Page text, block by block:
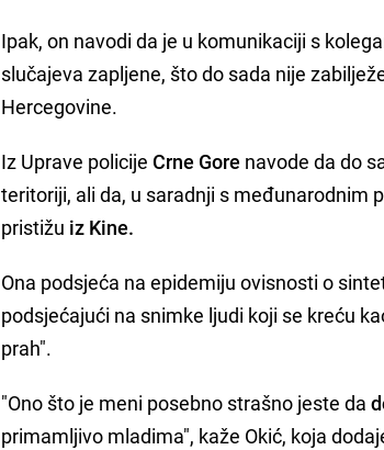
Ipak, on navodi da je u komunikaciji s
slučajeva zapljene, što do sada nije
Hercegovine.
Iz Uprave policijeCrne Gore navode da do
teritoriji, ali da, u saradnji s međunarodnim
pristižu iz Kine.
Ona podsjeća na epidemiju ovisnosti o
podsjećajući na snimke ljudi koji se kreću
prah".
"Ono što je meni posebno strašno jeste da
primamljivo mladima", kaže Okić, koja